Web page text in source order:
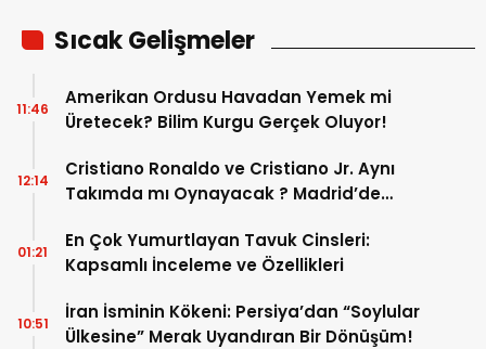
Sıcak Gelişmeler
Amerikan Ordusu Havadan Yemek mi
Üretecek? Bilim Kurgu Gerçek Oluyor!
11:46
Cristiano Ronaldo ve Cristiano Jr. Aynı
Takımda mı Oynayacak ? Madrid’de
12:14
En Çok Yumurtlayan Tavuk Cinsleri:
Kapsamlı İnceleme ve Özellikleri
01:21
İran İsminin Kökeni: Persiya’dan “Soylular
Ülkesine” Merak Uyandıran Bir Dönüşüm!
10:51